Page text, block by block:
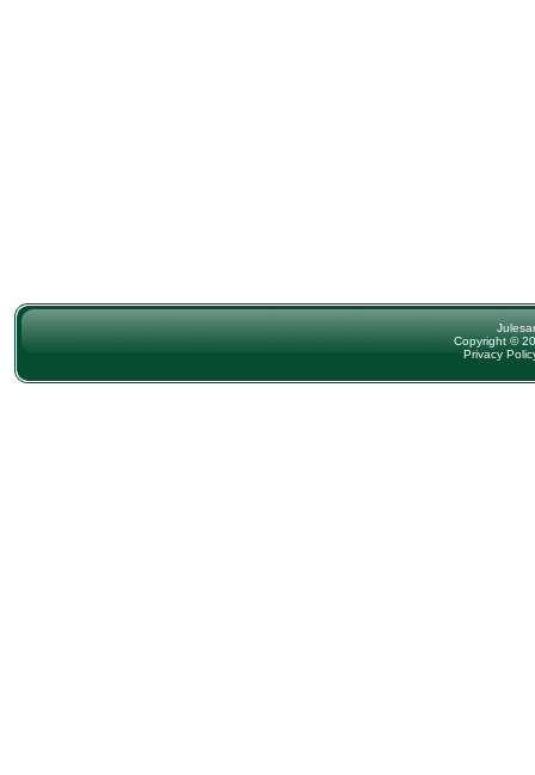
Copyright ©
Privacy